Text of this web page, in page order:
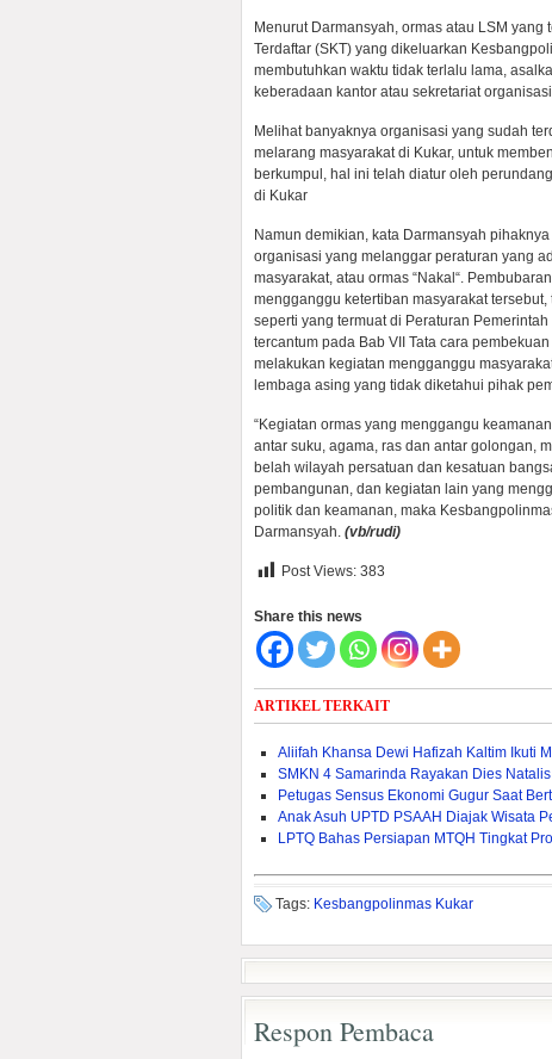
Menurut Darmansyah, ormas atau LSM
Terdaftar (SKT) yang dikeluarkan
membutuhkan waktu tidak terlalu lama,
keberadaan kantor atau sekretariat
Melihat banyaknya organisasi yang sudah
melarang masyarakat di Kukar, untuk
berkumpul, hal ini telah diatur oleh
di Kukar
Namun demikian, kata Darmansyah
organisasi yang melanggar peraturan yang
masyarakat, atau ormas “Nakal“.
mengganggu ketertiban masyarakat
seperti yang termuat di Peraturan
tercantum pada Bab VII Tata cara
melakukan kegiatan mengganggu
lembaga asing yang tidak diketahui pihak
“Kegiatan ormas yang menggangu
antar suku, agama, ras dan antar golongan,
belah wilayah persatuan dan kesatuan
pembangunan, dan kegiatan lain yang
politik dan keamanan, maka
Darmansyah. (vb/rudi)
Post Views: 383
Share this news
ARTIKEL TERKAIT
Aliifah Khansa Dewi Hafizah Kaltim Ikuti
SMKN 4 Samarinda Rayakan Dies
Petugas Sensus Ekonomi Gugur Saat
Anak Asuh UPTD PSAAH Diajak Wisata
LPTQ Bahas Persiapan MTQH Tingkat
Tags: Kesbangpolinmas Kukar
Respon Pembaca